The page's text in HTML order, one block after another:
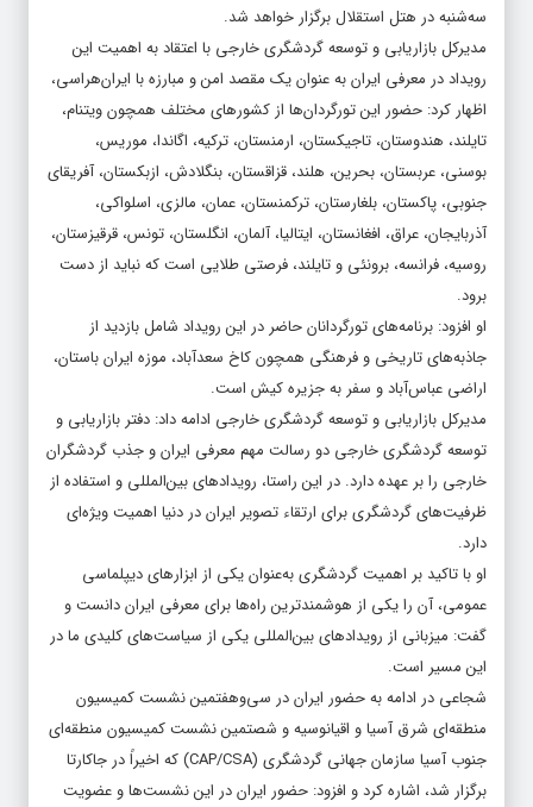
سه‌شنبه در هتل استقلال برگزار خواهد شد.
مدیرکل بازاریابی و توسعه گردشگری خارجی با اعتقاد به اهمیت این
رویداد در معرفی ایران به عنوان یک مقصد امن و مبارزه با ایران‌هراسی،
اظهار کرد: حضور این تورگردان‌ها از کشورهای مختلف همچون ویتنام،
تایلند، هندوستان، تاجیکستان، ارمنستان، ترکیه، اگاندا، موریس،
بوسنی، عربستان، بحرین، هلند، قزاقستان، بنگلادش، ازبکستان، آفریقای
جنوبی، پاکستان، بلغارستان، ترکمنستان، عمان، مالزی، اسلواکی،
آذربایجان، عراق، افغانستان، ایتالیا، آلمان، انگلستان، تونس، قرقیزستان،
روسیه، فرانسه، برونئی و تایلند، فرصتی طلایی است که نباید از دست
برود.
او افزود: برنامه‌های تورگردانان حاضر در این رویداد شامل بازدید از
جاذبه‌های تاریخی و فرهنگی همچون کاخ سعدآباد، موزه ایران باستان،
اراضی عباس‌آباد و سفر به جزیره کیش است.
مدیرکل بازاریابی و توسعه گردشگری خارجی ادامه داد: دفتر بازاریابی و
توسعه گردشگری خارجی دو رسالت مهم معرفی ایران و جذب گردشگران
خارجی را بر عهده دارد. در این راستا، رویدادهای بین‌المللی و استفاده از
ظرفیت‌های گردشگری برای ارتقاء تصویر ایران در دنیا اهمیت ویژه‌ای
دارد.
او با تاکید بر اهمیت گردشگری به‌عنوان یکی از ابزارهای دیپلماسی
عمومی، آن را یکی از هوشمندترین راه‌ها برای معرفی ایران دانست و
گفت: میزبانی از رویدادهای بین‌المللی یکی از سیاست‌های کلیدی ما در
این مسیر است.
شجاعی در ادامه به حضور ایران در سی‌وهفتمین نشست کمیسیون
منطقه‌ای شرق آسیا و اقیانوسیه و شصتمین نشست کمیسیون منطقه‌ای
جنوب آسیا سازمان جهانی گردشگری (CAP/CSA) که اخیراً در جاکارتا
برگزار شد، اشاره کرد و افزود: حضور ایران در این نشست‌ها و عضویت